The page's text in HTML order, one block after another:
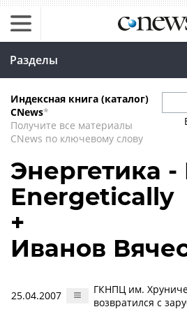
Разделы
Индексная книга (каталог)
CNews*
Получите все материалы
CNews по ключевому слову
Энергетика -
Energetically
+
Иванов
25.04.2007
ГКНПЦ им.
возвратился с